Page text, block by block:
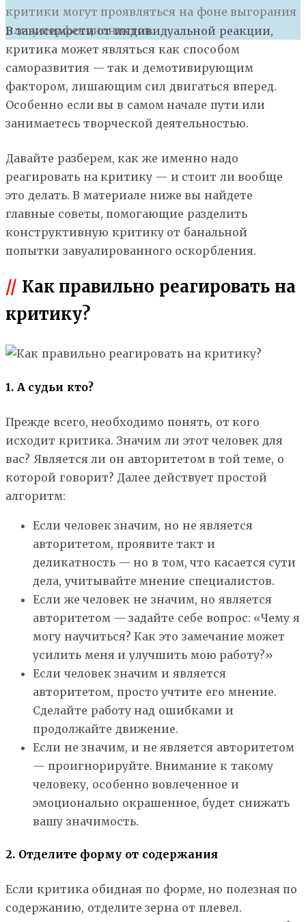
критики могут проявляться на фоне выгорания
или у перфекционистов.
Взависимости от индивидуальной реакции,
критика может являться как способом
саморазвития — так и демотивирующим
фактором, лишающим сил двигаться вперед.
Особенно если вы в самом начале пути или
занимаетесь творческой деятельностью.
Давайте разберем, как же именно надо
реагировать на критику — и стоит ли вообще
это делать. В материале ниже вы найдете
главные советы, помогающие разделить
конструктивную критику от банальной
попытки завуалированного оскорбления.
// Как правильно реагировать на
критику?
1. А судьи кто?
Прежде всего, необходимо понять, от кого
исходит критика. Значим ли этот человек для
вас? Является ли он авторитетом в той теме, о
которой говорит? Далее действует простой
алгоритм:
Если человек значим, но не является
авторитетом, проявите такт и
деликатность — но в том, что касается сути
дела, учитывайте мнение специалистов.
Если же человек не значим, но является
авторитетом — задайте себе вопрос: «Чему я
могу научиться? Как это замечание может
усилить меня и улучшить мою работу?»
Если человек значим и является
авторитетом, просто учтите его мнение.
Сделайте работу над ошибками и
продолжайте движение.
Если не значим, и не является авторитетом
— проигнорируйте. Внимание к такому
человеку, особенно вовлеченное и
эмоционально окрашенное, будет снижать
вашу значимость.
2. Отделите форму от содержания
Если критика обидная по форме, но полезная по
содержанию, отделите зерна от плевел.